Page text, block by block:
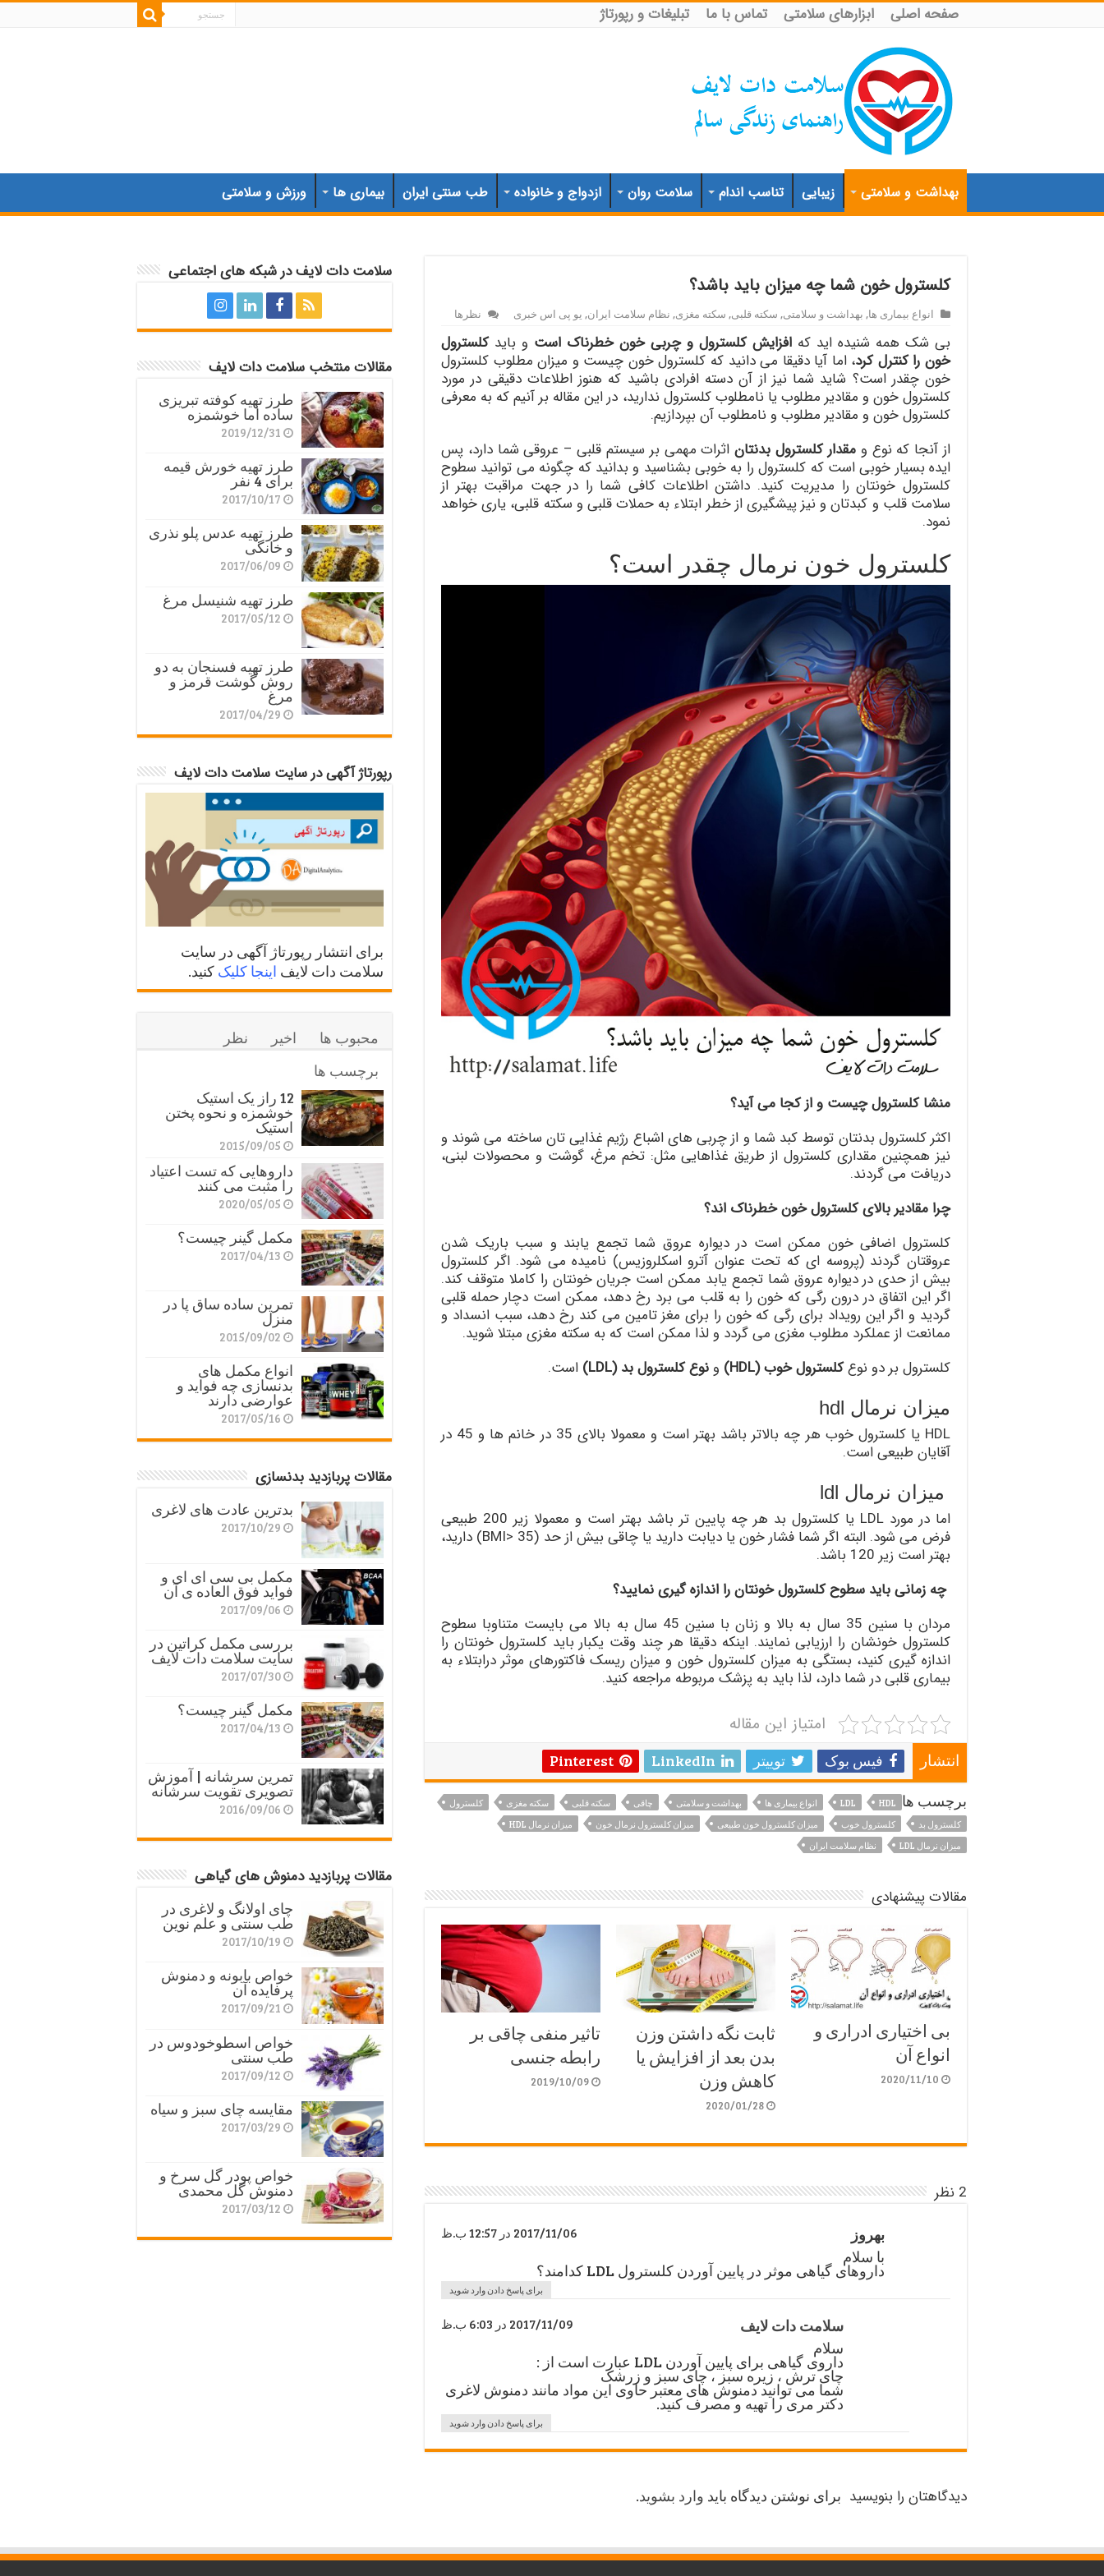
صفحه اصلی ابزارهای سلامتی تماس با ما تبلیغات و رپورتاژ
بهداشت و سلامتی زیبایی تناسب اندام سلامت روان ازدواج و خانواده طب سنتی ایران بیماری ها ورزش و سلامتی
کلسترول خون شما چه میزان باید باشد؟
انواع بیماری ها, بهداشت و سلامتی, سکته قلبی, سکته مغزی, نظام سلامت ایران, یو پی اس خبری نظرها
بی شک همه شنیده اید که افزایش کلسترول و چربی خون خطرناک است و بایدکلسترول
خون را کنترل کرد، اما آیا دقیقا می دانید که کلسترول خون چیست و میزان مطلوب کلسترول
خون چقدر است؟ شاید شما نیز از آن دسته افرادی باشید که هنوز اطلاعات دقیقی در مورد
کلسترول خون و مقادیر مطلوب یا نامطلوب کلسترول ندارید، در این مقاله بر آنیم که به معرفی
کلسترول خون و مقادیر مطلوب و نامطلوب آن بپردازیم.
از آنجا که نوع ومقدار کلسترول بدنتاناثرات مهمی بر سیستم قلبی – عروقی شما دارد، پس
ایده بسیار خوبی است که کلسترول را به خوبی بشناسید و بدانید که چگونه می توانید سطوح
کلسترول خونتان را مدیریت کنید. داشتن اطلاعات کافی شما را در جهت مراقبت بهتر از
سلامت قلب و کبدتان و نیز پیشگیری از خطر ابتلاء به حملات قلبی و سکته قلبی، یاری خواهد
نمود.
کلسترول خون نرمال چقدر است؟
منشا کلسترول چیست و از کجا می آید؟
اکثر کلسترول بدنتان توسط کبد شما و از چربی های اشباع رژیم غذایی تان ساخته می شوند و
نیز همچنین مقداری کلسترول از طریق غذاهایی مثل: تخم مرغ، گوشت و محصولات لبنی،
دریافت می گردند.
چرا مقادیر بالای کلسترول خون خطرناک اند؟
کلسترول اضافی خون ممکن است در دیواره عروق شما تجمع یابند و سبب باریک شدن
عروقتان گردند (پروسه ای که تحت عنوان آترو اسکلروزیس) نامیده می شود. اگر کلسترول
بیش از حدی در دیواره عروق شما تجمع یابد ممکن است جریان خونتان را کاملا متوقف کند.
اگر این اتفاق در درون رگی که خون را به قلب می برد رخ دهد، ممکن است دچار حمله قلبی
گردید و اگر این رویداد برای رگی که خون را برای مغز تامین می کند رخ دهد، سبب انسداد و
ممانعت از عملکرد مطلوب مغزی می گردد و لذا ممکن است که به سکته مغزی مبتلا شوید.
کلسترول بر دو نوعکلسترول خوب (HDL) و نوع کلسترول بد (LDL)
است.
میزان نرمال hdl
HDL یا کلسترول خوب هر چه بالاتر باشد بهتر است و معمولا بالای 35 در خانم ها و 45 در
آقایان طبیعی است.
میزان نرمال ldl
اما در مورد LDL یا کلسترول بد هر چه پایین تر باشد بهتر است و معمولا زیر 200 طبیعی
فرض می شود. البته اگر شما فشار خون یا دیابت دارید یا چاقی بیش از حد (BMI> 35) دارید،
بهتر است زیر 120 باشد.
چه زمانی باید سطوح کلسترول خونتان را اندازه گیری نمایید؟
مردان با سنین 35 سال به بالا و زنان با سنین 45 سال به بالا می بایست متناوبا سطوح
کلسترول خونشان را ارزیابی نمایند. اینکه دقیقا هر چند وقت یکبار باید کلسترول خونتان را
اندازه گیری کنید، بستگی به میزان کلسترول خون و میزان ریسک فاکتورهای موثر درابتلاء به
بیماری قلبی در شما دارد، لذا باید به پزشک مربوطه مراجعه کنید.
امتیاز این مقاله
انتشار فیس بوک توییتر LinkedIn
Pinterest
برچسب ها HDL
LDL انواع بیماری ها بهداشت و سلامتی چاقی سکته قلبی سکته مغزی
کلسترول
کلسترول بد
کلسترول خوب میزان کلسترول خون طبیعی میزان کلسترول نرمال خون
میزان نرمال HDL
میزان نرمال LDL
نظام سلامت ایران
مقالات پیشنهادی
بی اختیاری ادراری و
انواع آن
2020/11/10
ثابت نگه داشتن وزن
بدن بعد از افزایش یا
کاهش وزن
2020/01/28
تاثیر منفی چاقی بر
رابطه جنسی
2019/10/09
2 نظر
بهروز 2017/11/06 در 12:57 ب.ظ
با سلام
داروهای گیاهی موثر در پایین آوردن کلسترول LDL کدامند؟
برای پاسخ دادن وارد شوید
سلامت دات لایف 2017/11/09 در 6:03 ب.ظ
سلام
داروی گیاهی برای پایین آوردن LDL عبارت است از :
چای ترش ، زیره سبز ، چای سبز و زرشک
شما می توانید دمنوش های معتبر حاوی این مواد مانند دمنوش لاغری
دکتر مری را تهیه و مصرف کنید.
برای پاسخ دادن وارد شوید
دیدگاهتان را بنویسید برای نوشتن دیدگاه باید وارد بشوید.
سلامت دات لایف در شبکه های اجتماعی
مقالات منتخب سلامت دات لایف
طرز تهیه کوفته تبریزی
ساده اما خوشمزه
2019/12/31
طرز تهیه خورش قیمه
برای 4 نفر
2017/10/17
طرز تهیه عدس پلو نذری
و خانگی
2017/06/09
طرز تهیه شنیسل مرغ
2017/05/12
طرز تهیه فسنجان به دو
روش گوشت قرمز و
مرغ
2017/04/29
رپورتاژ آگهی در سایت سلامت دات لایف
برای انتشار رپورتاژ آگهی در سایت
سلامت دات لایف اینجا کلیک کنید.
محبوب ها اخیر
نظر
برچسب ها
12 راز یک استیک
خوشمزه و نحوه پختن
استیک
2015/09/05
داروهایی که تست اعتیاد
را مثبت می کنند
2020/05/05
مکمل گینر چیست؟
2017/04/13
تمرین ساده ساق پا در
منزل
2015/09/02
انواع مکمل های
بدنسازی چه فواید و
عوارضی دارند
2017/05/16
مقالات پربازدید بدنسازی
بدترین عادت های لاغری
2017/10/29
مکمل بی سی ای ای و
فواید فوق العاده ی آن
2017/09/06
بررسی مکمل کراتین در
سایت سلامت دات لایف
2017/07/30
مکمل گینر چیست؟
2017/04/13
تمرین سرشانه | آموزش
تصویری تقویت سرشانه
2016/09/06
مقالات پربازدید دمنوش های گیاهی
چای اولانگ و لاغری در
طب سنتی و علم نوین
2017/10/19
خواص بابونه و دمنوش
پرفایده آن
2017/09/21
خواص اسطوخودوس در
طب سنتی
2017/09/12
مقایسه چای سبز و سیاه
2017/03/29
خواص پودر گل سرخ و
دمنوش گل محمدی
2017/03/12